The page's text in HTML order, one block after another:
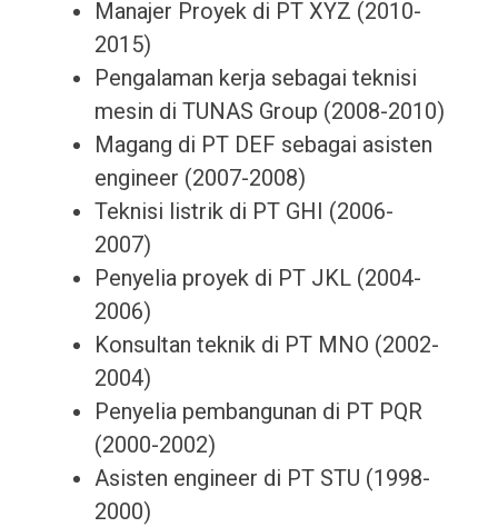
Manajer Proyek di PT XYZ (2010-
2015)
Pengalaman kerja sebagai teknisi
mesin di TUNAS Group (2008-2010)
Magang di PT DEF sebagai asisten
engineer (2007-2008)
Teknisi listrik di PT GHI (2006-
2007)
Penyelia proyek di PT JKL (2004-
2006)
Konsultan teknik di PT MNO (2002-
2004)
Penyelia pembangunan di PT PQR
(2000-2002)
Asisten engineer di PT STU (1998-
2000)